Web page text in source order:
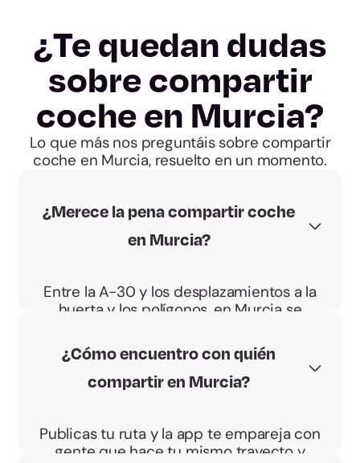
¿Te quedan dudas
sobre compartir
coche en Murcia?
Lo que más nos preguntáis sobre compartir
coche en Murcia, resuelto en un momento.
¿Merece la pena compartir coche
en Murcia?
Entre la A-30 y los desplazamientos a la
huerta y los polígonos, en Murcia se
reparte el gasto y, si conduces, ganas con
el BBono Energético.
¿Cómo encuentro con quién
compartir en Murcia?
Publicas tu ruta y la app te empareja con
gente que hace tu mismo trayecto y